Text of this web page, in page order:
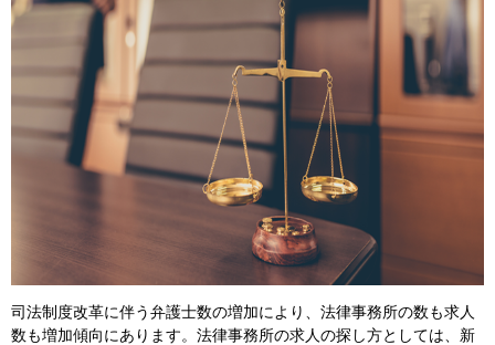
司法制度改革に伴う弁護士数の増加により、法律事務所の数も求人
数も増加傾向にあります。法律事務所の求人の探し方としては、新